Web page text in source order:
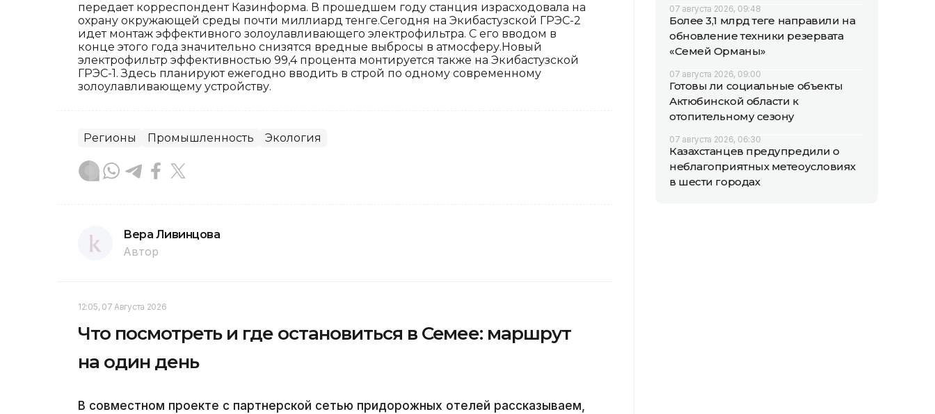
передает корреспондент Казинформа. В прошедшем году станция израсходовала на
охрану окружающей среды почти миллиард тенге.Сегодня на Экибастузской ГРЭС-2
идет монтаж эффективного золоулавливающего электрофильтра. С его вводом в
конце этого года значительно снизятся вредные выбросы в атмосферу.Новый
электрофильтр эффективностью 99,4 процента монтируется также на Экибастузской
ГРЭС-1. Здесь планируют ежегодно вводить в строй по одному современному
золоулавливающему устройству.
Регионы Промышленность Экология
Вера Ливинцова
Автор
12:05, 07 Августа 2026
Что посмотреть и где остановиться в Семее: маршрут
на один день
В совместном проекте с партнерской сетью придорожных отелей рассказываем,
07 августа 2026, 09:48
Более 3,1 млрд теңге направили на
обновление техники резервата
«Семей Орманы»
07 августа 2026, 09:00
Готовы ли социальные объекты
Актюбинской области к
отопительному сезону
07 августа 2026, 06:30
Казахстанцев предупредили о
неблагоприятных метеоусловиях
в шести городах